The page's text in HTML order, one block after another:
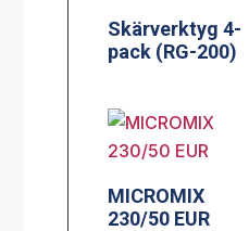
Skärverktyg 4-
pack (RG-200)
MICROMIX
230/50 EUR